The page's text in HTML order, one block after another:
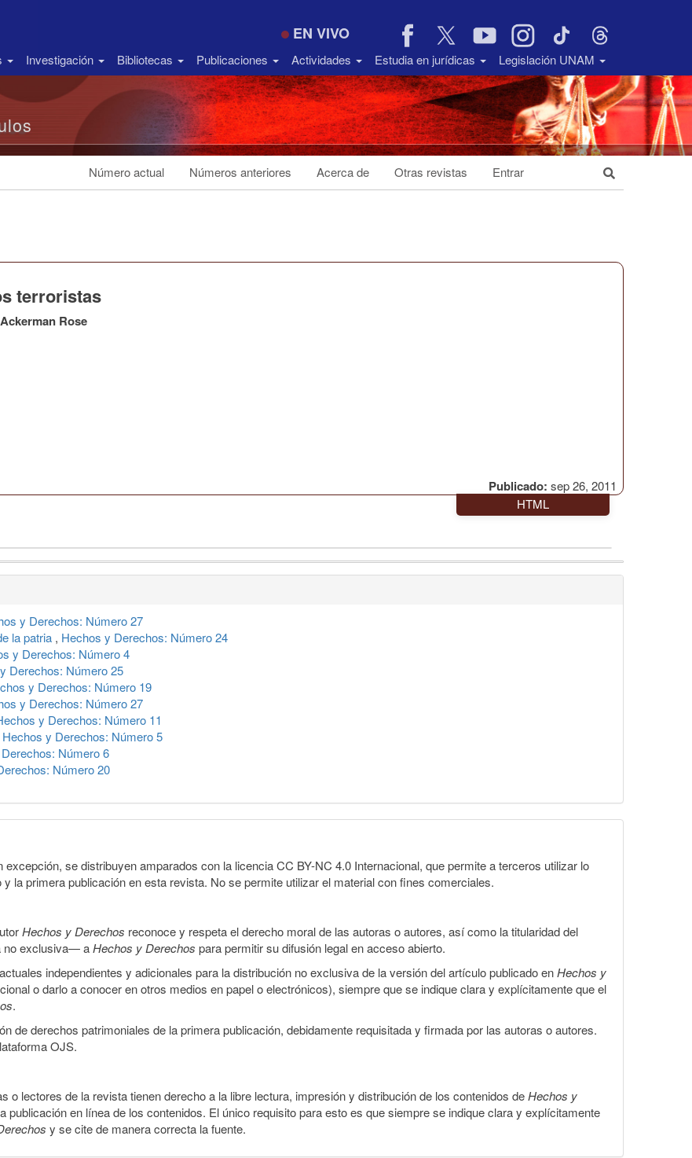
EN VIVO
Investigación Bibliotecas Publicaciones Actividades Estudia en jurídicas Legislación UNAM
Número actual Números anteriores Acerca de Otras revistas Entrar
Publicado: sep 26, 2011
terroristas
Rose
HTML
y Derechos: Número 27
la patria , Hechos y Derechos: Número 24
y Derechos: Número 4
Derechos: Número 25
y Derechos: Número 19
y Derechos: Número 27
y Derechos: Número 11
Hechos y Derechos: Número 5
Número 6
Número 20
excepción, se distribuyen amparados con la licencia CC BY-NC 4.0 Internacional, que permite a terceros utilizar lo
la primera publicación en esta revista. No se permite utilizar el material con fines comerciales.
Hechos y Derechos reconoce y respeta el derecho moral de las autoras o autores, así como la titularidad del
no exclusiva— aHechos y Derechos para permitir su difusión legal en acceso abierto.
independientes y adicionales para la distribución no exclusiva de la versión del artículo publicado enHechos y
o darlo a conocer en otros medios en papel o electrónicos), siempre que se indique clara y explícitamente que el
.
de derechos patrimoniales de la primera publicación, debidamente requisitada y firmada por las autoras o autores.
OJS.
o lectores de la revista tienen derecho a la libre lectura, impresión y distribución de los contenidos deHechos y
publicación en línea de los contenidos. El único requisito para esto es que siempre se indique clara y explícitamente
y se cite de manera correcta la fuente.